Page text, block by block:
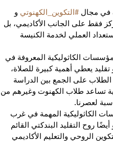
في مجال #التكوين_الكهنوتي و
فقط على الجانب الأكاديمي، بل
العملي لخدمة الكنيسة
الكاثوليكية المعروفة في
تقليد يعطي أهمية كبيرة للصلاة،
الطلاب على الجمع بين الدراسة
تساعد طلاب الكهنوت وغيرهم من
لعصرنا.
الكاثوليكية المهمة في غرب
روح التقليد البندكتي القائم
الروحي والتعليم الأكاديمي